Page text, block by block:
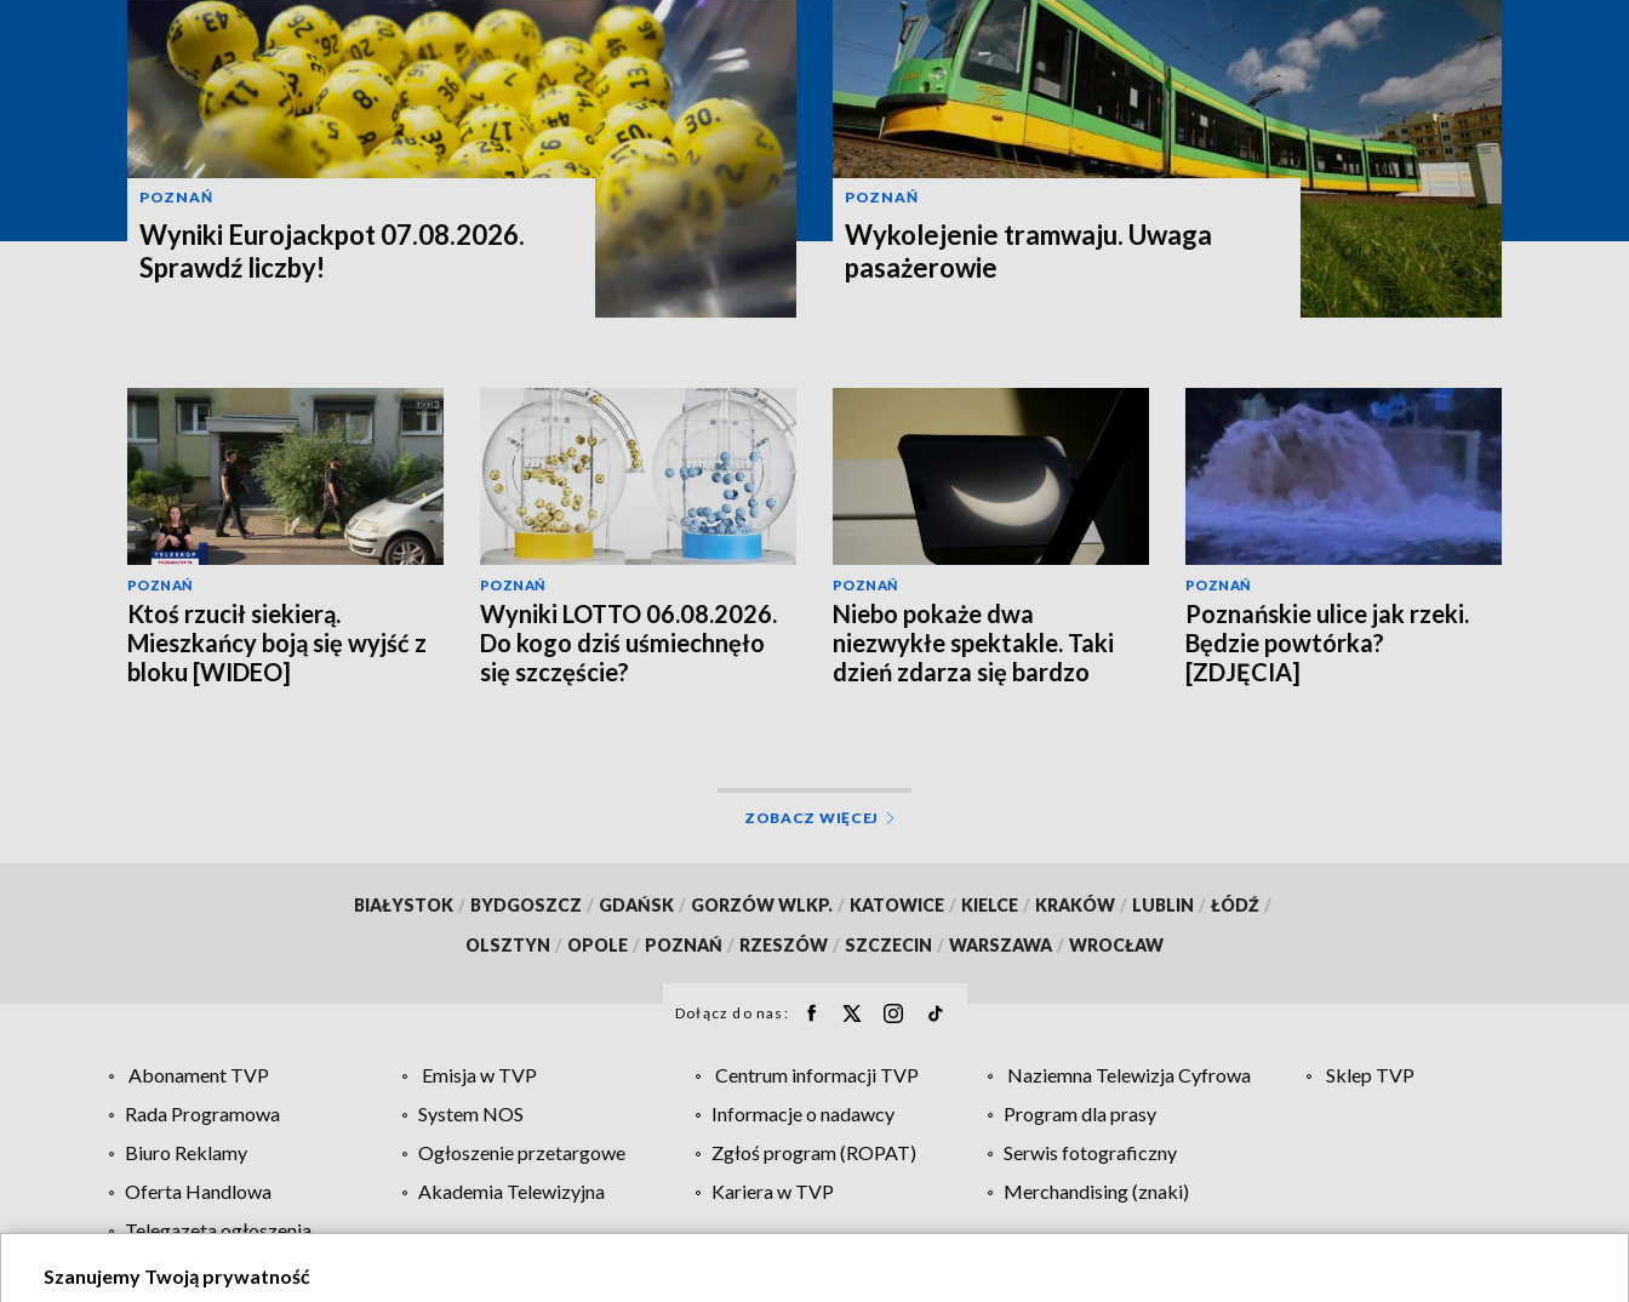
POZNAŃ
Wyniki Eurojackpot 07.08.2026.
Sprawdź liczby!
POZNAŃ
Wykolejenie tramwaju. Uwaga
pasażerowie
POZNAŃ
Ktoś rzucił siekierą.
Mieszkańcy boją się wyjść z
bloku [WIDEO]
POZNAŃ
Wyniki LOTTO 06.08.2026.
Do kogo dziś uśmiechnęło
się szczęście?
POZNAŃ
Niebo pokaże dwa
niezwykłe spektakle. Taki
dzień zdarza się bardzo
POZNAŃ
Poznańskie ulice jak rzeki.
Będzie powtórka?
[ZDJĘCIA]
ZOBACZ WIĘCEJ
BIAŁYSTOK / BYDGOSZCZ / GDAŃSK / GORZÓW WLKP. / KATOWICE / KIELCE / KRAKÓW / LUBLIN / ŁÓDŹ /
OLSZTYN / OPOLE / POZNAŃ / RZESZÓW / SZCZECIN / WARSZAWA / WROCŁAW
Dołącz do nas:
Abonament TVP Emisja w TVP Centrum informacji TVP Naziemna Telewizja Cyfrowa
Sklep TVP
Rada Programowa
System NOS Informacje o nadawcy
Program dla prasy
Biuro Reklamy
Ogłoszenie przetargowe Zgłoś program (ROPAT)
Serwis fotograficzny
Oferta Handlowa
Akademia Telewizyjna Kariera w TVP
Merchandising (znaki)
Telegazeta ogłoszenia
Szanujemy Twoją prywatność